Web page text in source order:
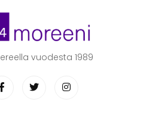
vuodesta 1989